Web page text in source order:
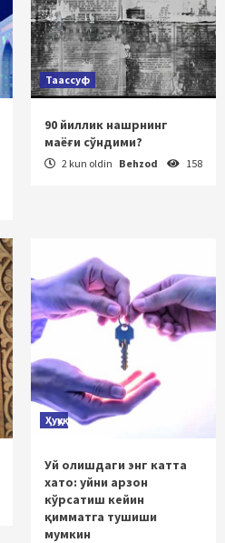
Таассуф
90 йиллик нашрнинг
маёғи сўндими?
2 kun oldin Behzod 158
Ҳуқуқ
Уй олишдаги энг катта
хато: уйни арзон
кўрсатиш кейин
қимматга тушиши
мумкин